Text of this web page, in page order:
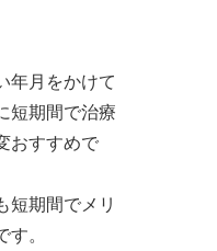
年月をかけて
短期間で治療
おすすめで
短期間でメリ
。